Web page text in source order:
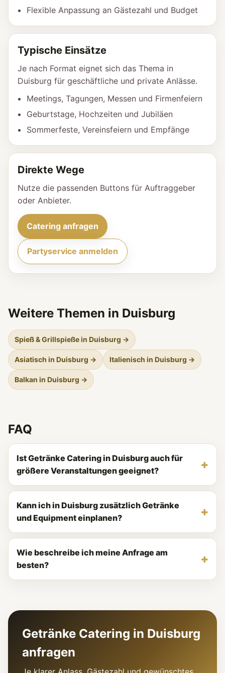
Flexible Anpassung an Gästezahl und Budget
Typische Einsätze
Je nach Format eignet sich das Thema in
Duisburg für geschäftliche und private Anlässe.
Meetings, Tagungen, Messen und Firmenfeiern
Geburtstage, Hochzeiten und Jubiläen
Sommerfeste, Vereinsfeiern und Empfänge
Direkte Wege
Nutze die passenden Buttons für Auftraggeber
oder Anbieter.
Catering anfragen
Partyservice anmelden
Weitere Themen in Duisburg
Spieß & Grillspieße in Duisburg →
Asiatisch in Duisburg → Italienisch in Duisburg →
Balkan in Duisburg →
FAQ
Ist Getränke Catering in Duisburg auch für
größere Veranstaltungen geeignet?
Kann ich in Duisburg zusätzlich Getränke
und Equipment einplanen?
Wie beschreibe ich meine Anfrage am
besten?
Getränke Catering in Duisburg
anfragen